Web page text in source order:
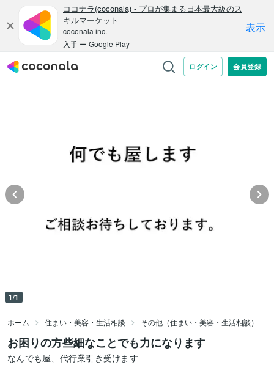
1/1
ホーム 住まい・美容・生活相談 その他（住まい・美容・生活相談）
お困りの方些細なことでも力になります
なんでも屋、代行業引き受けます